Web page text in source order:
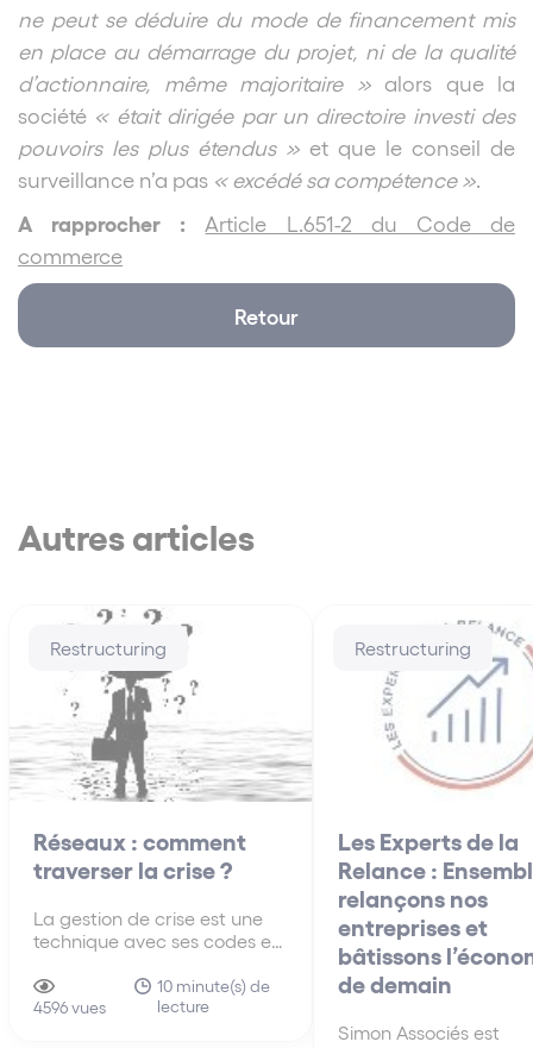
ne peut se déduire du mode de financement mis
en place au démarrage du projet, ni de la qualité
d’actionnaire, même majoritaire »alors que la
société « était dirigée par un directoire investi des
pouvoirs les plus étendus » et que le conseil de
surveillance n’a pas « excédé sa compétence »
A rapprocher : Article L.651-2 du Code de
commerce
Retour
Autres articles
Restructuring
Réseaux : comment
traverser la crise ?
La gestion de crise est une
technique avec ses codes et
propose une grille de lecture
synthétique des questions
4596 vues
10 minute(s) de
lecture
Restructuring
Les Experts de la
Relance :
relançons nos
entreprises et
bâtissons
de demain
Simon Associés est